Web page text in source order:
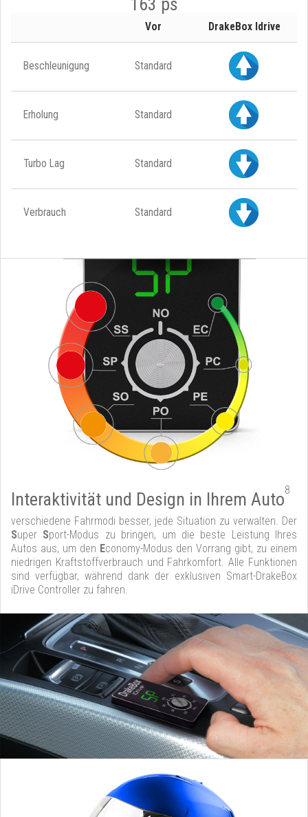
Vor DrakeBox Idrive
Beschleunigung Standard
Erholung Standard
Turbo Lag Standard
Verbrauch Standard
Interaktivität und Design in Ihrem Auto8
verschiedene Fahrmodi besser, jede Situation zu verwalten. Der
Super Sport-Modus zu bringen, um die beste Leistung Ihres
Autos aus, um den Economy-Modus den Vorrang gibt, zu einem
niedrigen Kraftstoffverbrauch und Fahrkomfort. Alle Funktionen
sind verfügbar, während dank der exklusiven Smart-DrakeBox
iDrive Controller zu fahren.